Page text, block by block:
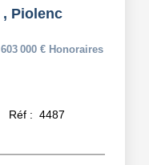
, Piolenc
603 000 € Honoraires
Réf : 4487